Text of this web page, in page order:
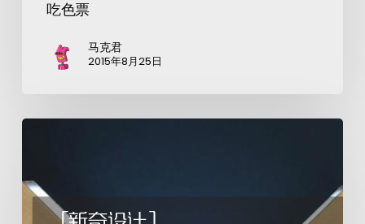
吃色票
马克君
2015年8月25日